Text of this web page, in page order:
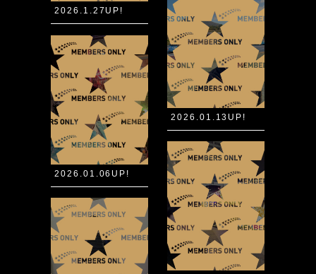
2026.1.27UP!
2026.01.13UP!
2026.01.06UP!